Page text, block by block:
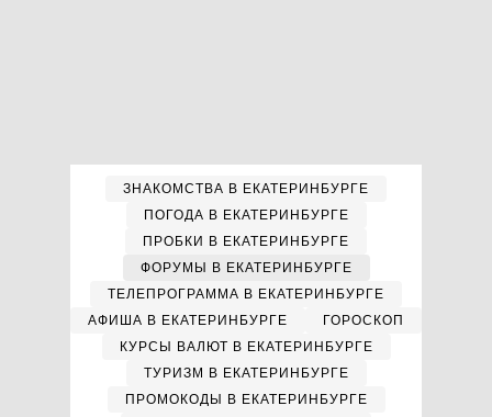
ЗНАКОМСТВА В ЕКАТЕРИНБУРГЕ
ПОГОДА В ЕКАТЕРИНБУРГЕ
ПРОБКИ В ЕКАТЕРИНБУРГЕ
ФОРУМЫ В ЕКАТЕРИНБУРГЕ
ТЕЛЕПРОГРАММА В ЕКАТЕРИНБУРГЕ
АФИША В ЕКАТЕРИНБУРГЕ
ГОРОСКОП
КУРСЫ ВАЛЮТ В ЕКАТЕРИНБУРГЕ
ТУРИЗМ В ЕКАТЕРИНБУРГЕ
ПРОМОКОДЫ В ЕКАТЕРИНБУРГЕ